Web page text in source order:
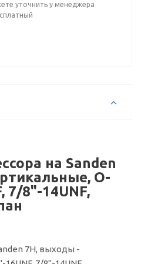
уточнить у менеджера
на Sanden
O-
7/8"-14UNF,
7Н, выходы -